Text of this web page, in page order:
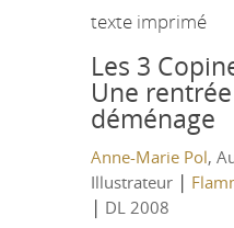
texte imprimé
Les 3
Une
déménage
Anne-Marie Pol,
Illustrateur |
| DL 2008